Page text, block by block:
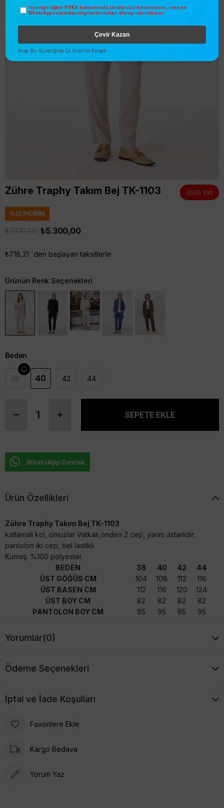
Zühre Traphy Takım Bej TK-1103 2026 Yaz
%25İNDIRIM
₺5.300,00
₺718,21 `den başlayan taksitlerle
Ürünün Renk Seçenekleri
Beden
38 40 42 44
WhatsApp Destek
Ürün Özellikleri
Zühre Traphy Takım Bej TK-1103
katlamalı kol, omuzlar Vatkalı,önden 2 cep, yarım astarlıdır,
pantolon iki cep, bel lastikli
Kumaş: %100 polyester
BEDEN
38 40 42
44
ÜST GÖĞÜS CM
104 108 112
116
ÜST BASEN CM
112 116 120
124
ÜST BOY CM
82 82 82
82
PANTOLON BOY CM
95 95 95 95
Yorumlar(0)
Ödeme Seçenekleri
İptal ve İade Koşulları
Favorilere Ekle
Kargo Bedava
Yorum Yaz
Paylaştığım bilgilerin KVKK kapsamında tarafınızca korunmasını, sms ve
WhatsApp üzerinden bilgilendirmeleri almayı kabul ediyorum.
Çevir Kazan
Kısa Bir Süreliğine Ek İndirim Fırsatı